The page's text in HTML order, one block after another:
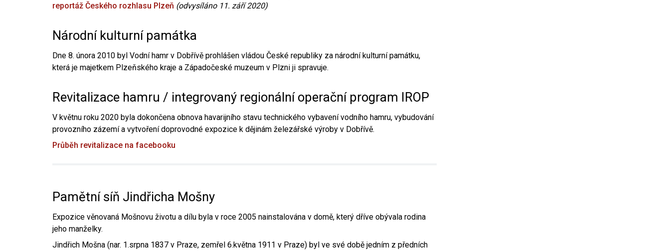
reportáž Českého rozhlasu Plzeň (odvysíláno 11. září 2020)
Národní kulturní památka
Dne 8. února 2010 byl Vodní hamr v Dobřívě prohlášen vládou České republiky za národní kulturní památku,
která je majetkem Plzeňského kraje a Západočeské muzeum v Plzni ji spravuje.
Revitalizace hamru / integrovaný regionální operační program IROP
V květnu roku 2020 byla dokončena obnova havarijního stavu technického vybavení vodního hamru, vybudování
provozního zázemí a vytvoření doprovodné expozice k dějinám železářské výroby v Dobřívě.
Průběh revitalizace na facebooku
Pamětní síň Jindřicha Mošny
Expozice věnovaná Mošnovu životu a dílu byla v roce 2005 nainstalována v domě, který dříve obývala rodina
jeho manželky.
Jindřich Mošna (nar. 1.srpna 1837 v Praze, zemřel 6.května 1911 v Praze) byl ve své době jedním z předních